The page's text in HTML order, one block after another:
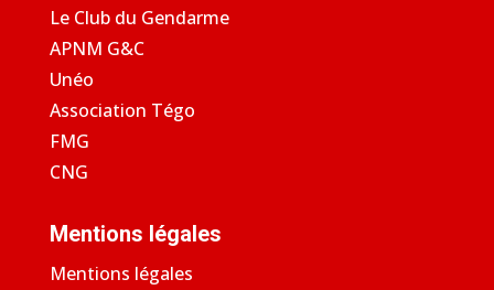
Le Club du Gendarme
APNM G&C
Unéo
Association Tégo
FMG
CNG
Mentions légales
Mentions légales